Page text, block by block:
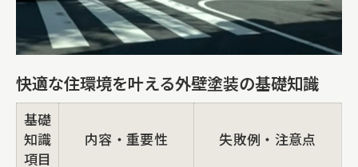
快適な住環境を叶える外壁塗装の基礎知識
基礎
知識
項目
内容・重要性 失敗例・注意点